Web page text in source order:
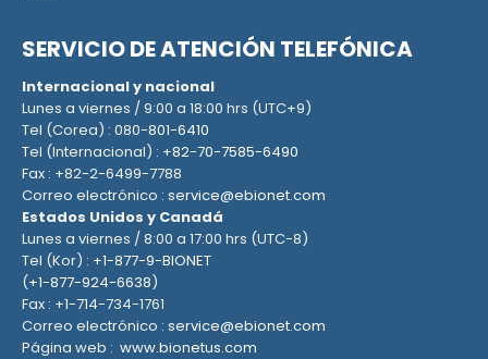
SERVICIO DE ATENCIÓN TELEFÓNICA
Internacional y nacional
Lunes a viernes / 9:00 a 18:00 hrs (UTC+9)
Tel (Corea) : 080-801-6410
Tel (Internacional) : +82-70-7585-6490
Fax : +82-2-6499-7788
Correo electrónico : service@ebionet.com
Estados Unidos y Canadá
Lunes a viernes / 8:00 a 17:00 hrs (UTC-8)
Tel (Kor) : +1-877-9-BIONET
(+1-877-924-6638)
Fax : +1-714-734-1761
Correo electrónico : service@ebionet.com
Página web : www.bionetus.com